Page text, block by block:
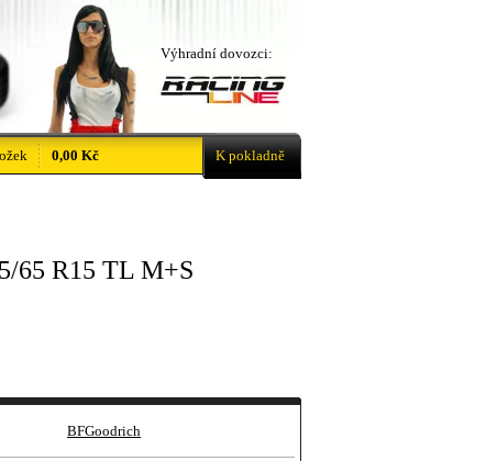
65 R15 TL M+S
BFGoodrich
Výhradní dovozci:
0,00 Kč K pokladně